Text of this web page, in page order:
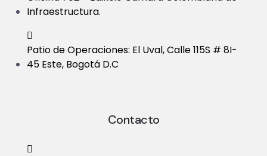
Infraestructura.
Patio de Operaciones: El Uval, Calle 115S # 8I-
45 Este, Bogotá D.C
Contacto